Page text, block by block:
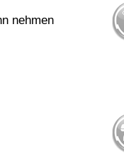
nehmen